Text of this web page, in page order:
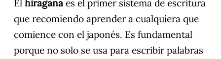
El hiraganaes el primer sistema de escritura
que recomiendo aprender a cualquiera que
comience con el japonés. Es fundamental
porque no solo se usa para escribir palabras